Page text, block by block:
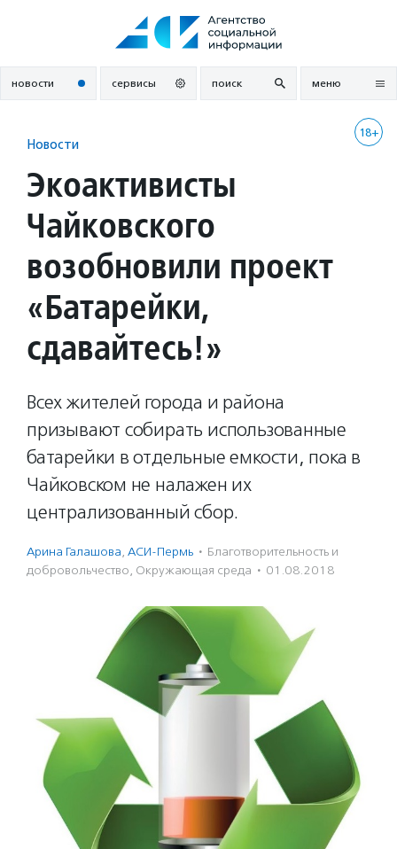
новости сервисы поиск меню
18+
Новости
Экоактивисты
Чайковского
возобновили проект
«Батарейки,
сдавайтесь!»
Всех жителей города и района
призывают собирать использованные
батарейки в отдельные емкости, пока в
Чайковском не налажен их
централизованный сбор.
Арина Галашова, АСИ-Пермь · Благотвори­тель­ность и
доброволь­чест­во, Окружающая среда · 01.08.2018